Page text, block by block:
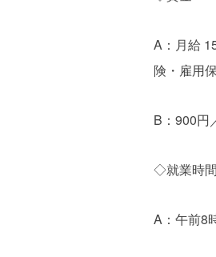
A：月給
険・雇用
B：900円
◇就業時
A：午前8